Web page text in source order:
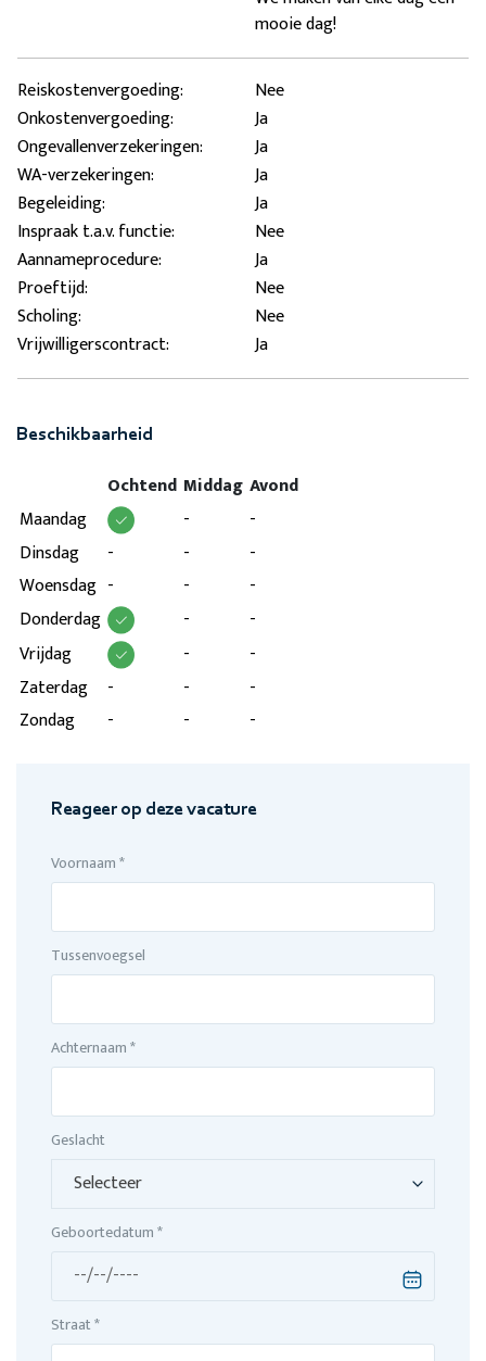
mooie dag!
Reiskostenvergoeding:
Nee
Onkostenvergoeding:
Ja
Ongevallenverzekeringen:
Ja
WA-verzekeringen:
Ja
Begeleiding:
Ja
Inspraak t.a.v. functie:
Nee
Aannameprocedure:
Ja
Proeftijd:
Nee
Scholing:
Nee
Vrijwilligerscontract:
Ja
Beschikbaarheid
Ochtend Middag Avond
Maandag
-
-
Dinsdag
- -
-
Woensdag - -
-
Donderdag
-
-
Vrijdag
-
-
Zaterdag
- -
-
Zondag
- - -
Reageer op deze vacature
Voornaam *
Tussenvoegsel
Achternaam *
Geslacht
Geboortedatum *
Straat *